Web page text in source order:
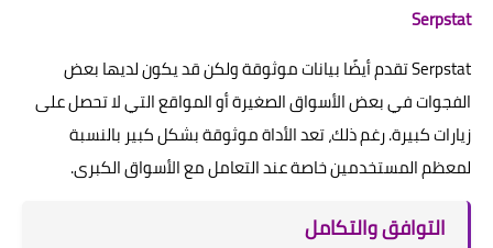
Serpstat
Serpstat تقدم أيضًا بيانات موثوقة ولكن قد يكون لديها بعض
الفجوات في بعض الأسواق الصغيرة أو المواقع التي لا تحصل على
زيارات كبيرة. رغم ذلك، تعد الأداة موثوقة بشكل كبير بالنسبة
لمعظم المستخدمين خاصة عند التعامل مع الأسواق الكبرى.
التوافق والتكامل